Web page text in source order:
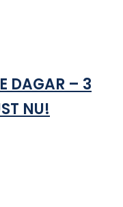
DAGAR – 3
NU!